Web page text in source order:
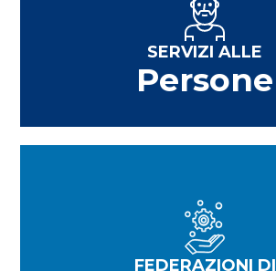
SERVIZI ALLE
Persone
FEDERAZIONI DI